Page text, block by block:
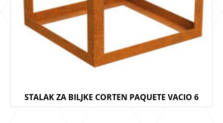
STALAK ZA BILJKE CORTEN PAQUETE VACIO 6